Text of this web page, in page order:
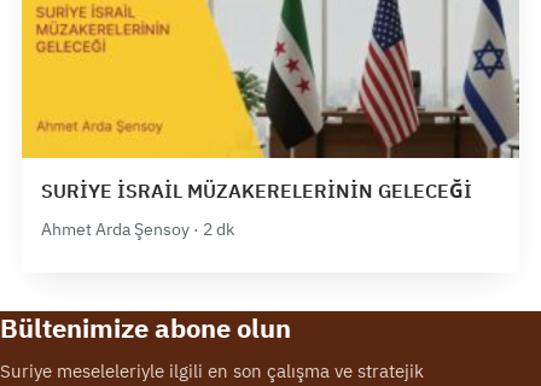
SURİYE İSRAİL MÜZAKERELERİNİN GELECEĞİ
Ahmet Arda Şensoy · 2 dk
Bültenimize abone olun
Suriye meseleleriyle ilgili en son çalışma ve stratejik